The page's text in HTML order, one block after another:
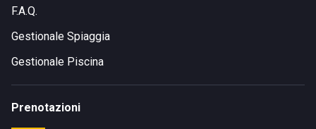
F.A.Q.
Gestionale Spiaggia
Gestionale Piscina
Prenotazioni